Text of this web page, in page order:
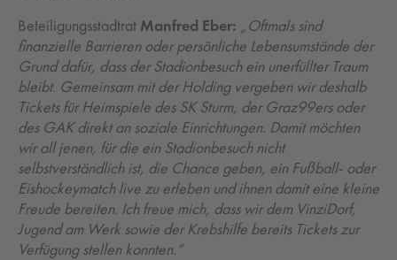
Beteiligungsstadtrat Manfred Eber: „Oftmals sind
finanzielle Barrieren oder persönliche Lebensumstände der
Grund dafür, dass der Stadionbesuch ein unerfüllter Traum
bleibt. Gemeinsam mit der Holding vergeben wir deshalb
Tickets für Heimspiele des SK Sturm, der Graz99ers oder
des GAK direkt an soziale Einrichtungen. Damit möchten
wir all jenen, für die ein Stadionbesuch nicht
selbstverständlich ist, die Chance geben, ein Fußball- oder
Eishockeymatch live zu erleben und ihnen damit eine kleine
Freude bereiten. Ich freue mich, dass wir dem VinziDorf,
Jugend am Werk sowie der Krebshilfe bereits Tickets zur
Verfügung stellen konnten.“